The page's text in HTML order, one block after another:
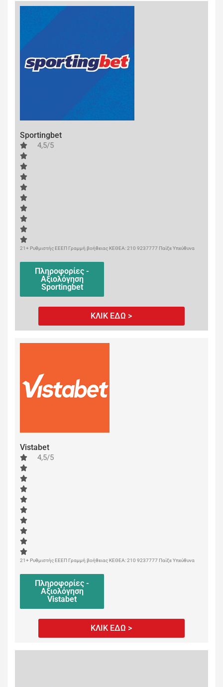
Sportingbet
4,5/5
21+ Ρυθμιστής ΕΕΕΠ Γραμμή βοήθειας ΚΕΘΕΑ: 210 9237777 Παίξε Υπεύθυνα
Πληροφορίες -
Αξιολόγηση
Sportingbet
ΚΛΙΚ ΕΔΩ >
Vistabet
4,5/5
21+ Ρυθμιστής ΕΕΕΠ Γραμμή βοήθειας ΚΕΘΕΑ: 210 9237777 Παίξε Υπεύθυνα
Πληροφορίες -
Αξιολόγηση
Vistabet
ΚΛΙΚ ΕΔΩ >